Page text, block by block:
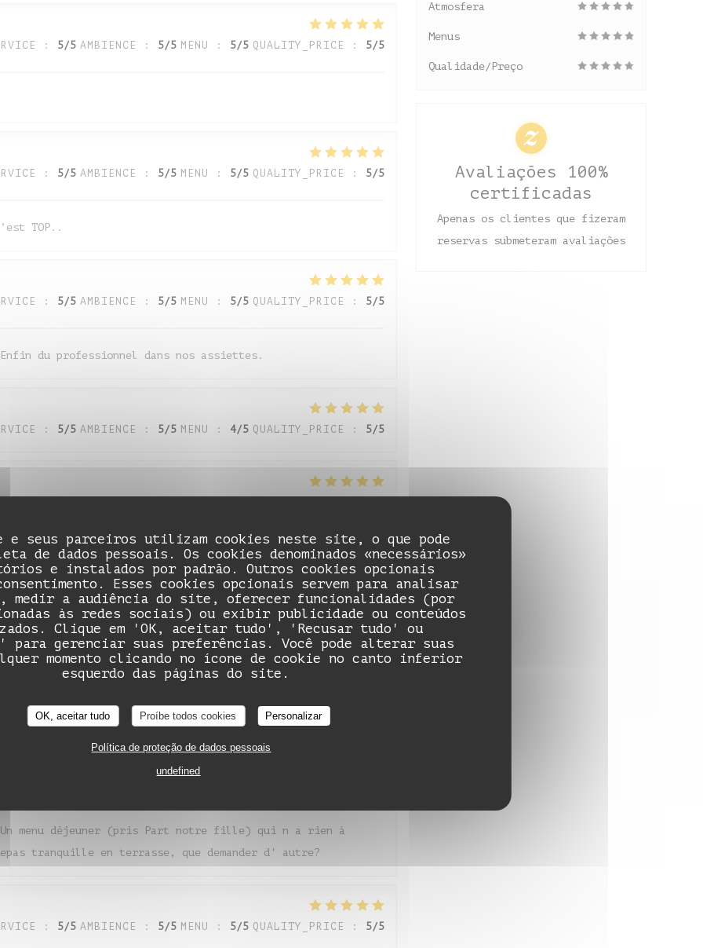
e seus parceiros utilizam cookies neste site, o que pode
de dados pessoais. Os cookies denominados «necessários»
e instalados por padrão. Outros cookies opcionais
Esses cookies opcionais servem para analisar
medir a audiência do site, oferecer funcionalidades (por
às redes sociais) ou exibir publicidade ou conteúdos
Clique em 'OK, aceitar tudo', 'Recusar tudo' ou
para gerenciar suas preferências. Você pode alterar suas
momento clicando no ícone de cookie no canto inferior
esquerdo das páginas do site.
OK, aceitar tudo Proíbe todos cookies Personalizar
Política de proteção de dados pessoais
undefined
: 5/5 AMBIENCE : 5/5 MENU : 5/5 QUALITY_PRICE : 5/5
: 5/5 AMBIENCE : 5/5 MENU : 5/5 QUALITY_PRICE : 5/5
TOP..
: 5/5 AMBIENCE : 5/5 MENU : 5/5 QUALITY_PRICE : 5/5
du professionnel dans nos assiettes.
: 5/5 AMBIENCE : 5/5 MENU : 4/5 QUALITY_PRICE : 5/5
: /5 AMBIENCE: 5/5 MENU: 5 /5 QUALITY_PRICE: 5/5
: 5/5 AMBIENCE: 5 /5 MENU: 5/5 QUALITY_PRICE: 5/5
est super et personnel au top
4/5 MENU
menu déjeuner (pris Part notre fille) qui n a rien à
tranquille en terrasse, que demander d' autre?
: 5/5 AMBIENCE : 5/5 MENU : 5/5 QUALITY_PRICE : 5/5
Atmosfera
Menus
Qualidade/Preço
Avaliações 100%
certificadas
Apenas os clientes que fizeram
reservas submeteram avaliações
Auberge de Monceaux